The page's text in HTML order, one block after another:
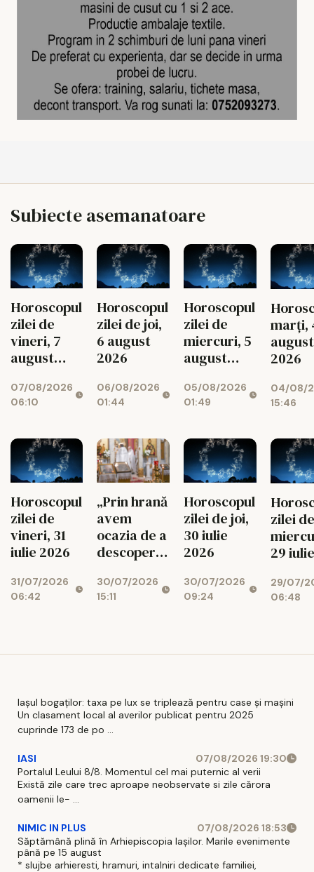
Subiecte asemanatoare
Horoscopul
zilei de
vineri, 7
august
07/08/2026
06:10
Horoscopul
zilei de joi,
6 august
2026
06/08/2026
01:44
Horoscopul
zilei de
miercuri, 5
august
05/08/2026
01:49
marți,
august
2026
04/08/
15:46
Horoscopul
zilei de
vineri, 31
iulie 2026
31/07/2026
06:42
„Prin hrană
avem
ocazia de a
descoperi
Bunul
Dumnezeu”
30/07/2026
15:11
Horoscopul
zilei de joi,
30 iulie
2026
30/07/2026
09:24
zilei de
29 iulie
29/07/
06:48
Iașul bogaților: taxa pe lux se triplează pentru case și mașini
Un clasament local al averilor publicat pentru 2025
cuprinde 173 de po ...
IASI
07/08/2026 19:30
Portalul Leului 8/8. Momentul cel mai puternic al verii
Există zile care trec aproape neobservate si zile cărora
oamenii le- ...
NIMIC IN PLUS
07/08/2026 18:53
Săptămână plină în Arhiepiscopia Iașilor. Marile evenimente
până pe 15 august
* slujbe arhieresti, hramuri, intalniri dedicate familiei,